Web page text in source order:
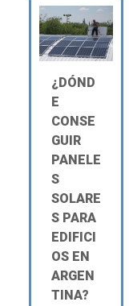
¿DÓND
E
CONSE
GUIR
PANELE
S
SOLARE
S PARA
EDIFICI
OS EN
ARGEN
TINA?